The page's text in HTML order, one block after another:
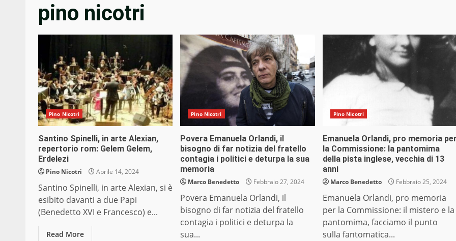
pino nicotri
Pino Nicotri
Santino Spinelli, in arte Alexian,
repertorio rom: Gelem Gelem,
Erdelezi
Pino Nicotri Aprile 14, 2024
Santino Spinelli, in arte Alexian, si è
esibito davanti a due Papi
(Benedetto XVI e Francesco) e...
Read More
Pino Nicotri
Povera Emanuela Orlandi, il
bisogno di far notizia del fratello
contagia i politici e deturpa la sua
memoria
Marco Benedetto Febbraio 27, 2024
Povera Emanuela Orlandi, il
bisogno di far notizia del fratello
contagia i politici e deturpa la
sua...
Pino Nicotri
Emanuela Orlandi, pro memoria
la Commissione: la pantomima
della pista inglese, vecchia di 13
anni
Marco Benedetto Febbraio 25, 2024
Emanuela Orlandi, pro memoria
per la Commissione: il mistero e la
pantomima, facciamo il punto
sulla fantomatica...